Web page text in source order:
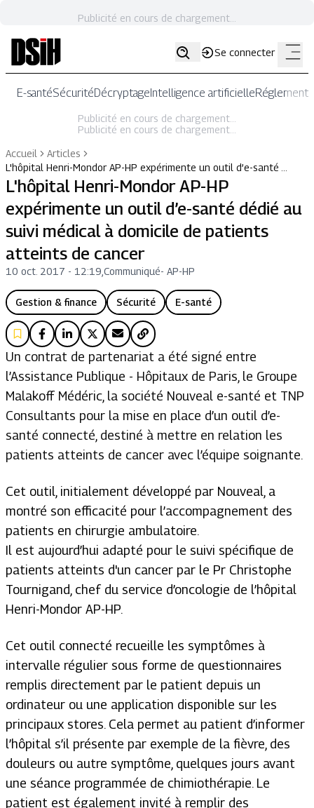
Publicité en cours de chargement...
Se connecter
E-santéSécuritéDécryptageIntelligence artificielle
Publicité en cours de chargement...
Publicité en cours de chargement...
Accueil
Articles
L'hôpital Henri-Mondor AP-HP expérimente un outil d’e-santé …
L'hôpital Henri-Mondor AP-HP
expérimente un outil d’e-santé dédié au
suivi médical à domicile de patients
atteints de cancer
10 oct. 2017 - 12:19 Communiqué- AP-HP
Gestion & finance Sécurité E-santé
Un contrat de partenariat a été signé entre
l’Assistance Publique - Hôpitaux de Paris, le Groupe
Malakoff Médéric, la société Nouveal e-santé et TNP
Consultants pour la mise en place d’un outil d’e-
santé connecté, destiné à mettre en relation les
patients atteints de cancer avec l’équipe soignante.
Cet outil, initialement développé par Nouveal, a
montré son efficacité pour l’accompagnement des
patients en chirurgie ambulatoire.
Il est aujourd’hui adapté pour le suivi spécifique de
patients atteints d'un cancer par le Pr Christophe
Tournigand, chef du service d’oncologie de l’hôpital
Henri-Mondor AP-HP.
Cet outil connecté recueille les symptômes à
intervalle régulier sous forme de questionnaires
remplis directement par le patient depuis un
ordinateur ou une application disponible sur les
principaux stores. Cela permet au patient d’informer
l’hôpital s’il présente par exemple de la fièvre, des
douleurs ou autre symptôme, quelques jours avant
une séance programmée de chimiothérapie. Le
patient est également invité à remplir des